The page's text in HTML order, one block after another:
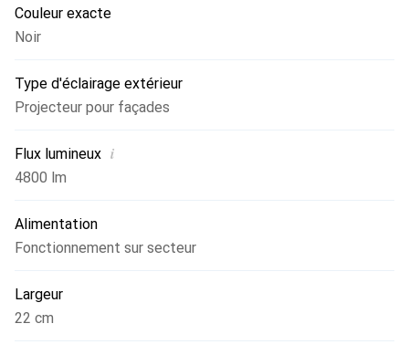
Couleur exacte
Noir
Type d'éclairage extérieur
Projecteur pour façades
Flux lumineux i
4800 lm
Alimentation
Fonctionnement sur secteur
Largeur
22 cm